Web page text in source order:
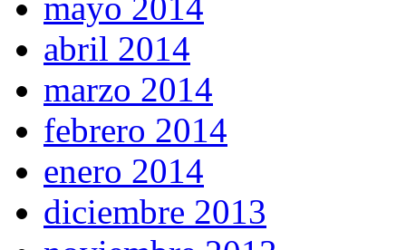
mayo 2014
abril 2014
marzo 2014
febrero 2014
enero 2014
diciembre 2013